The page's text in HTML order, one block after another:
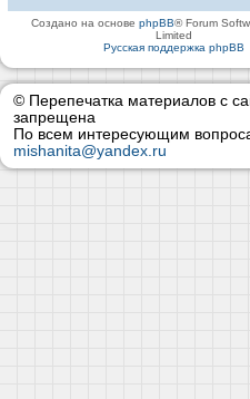
Создано на основеphpBB® Forum
Limited
Русская поддержка phpBB
© Перепечатка материалов с
запрещена
По всем интересующим
mishanita@yandex.ru